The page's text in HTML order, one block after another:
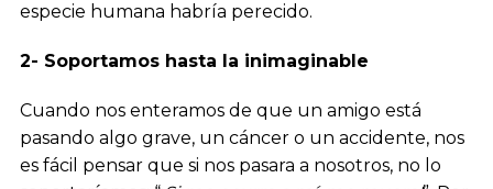
especie humana habría perecido.
2- Soportamos hasta la inimaginable
Cuando nos enteramos de que un amigo está
pasando algo grave, un cáncer o un accidente, nos
es fácil pensar que si nos pasara a nosotros, no lo